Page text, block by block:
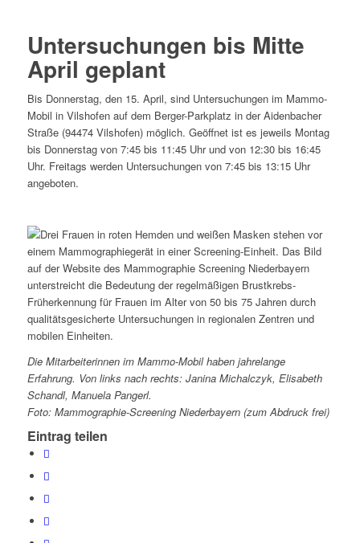
Untersuchungen bis Mitte
April geplant
Bis Donnerstag, den 15. April, sind Untersuchungen im Mammo-
Mobil in Vilshofen auf dem Berger-Parkplatz in der Aidenbacher
Straße (94474 Vilshofen) möglich. Geöffnet ist es jeweils Montag
bis Donnerstag von 7:45 bis 11:45 Uhr und von 12:30 bis 16:45
Uhr. Freitags werden Untersuchungen von 7:45 bis 13:15 Uhr
angeboten.
Die Mitarbeiterinnen im Mammo-Mobil haben jahrelange
Erfahrung. Von links nach rechts: Janina Michalczyk, Elisabeth
Schandl, Manuela Pangerl.
Foto: Mammographie-Screening Niederbayern (zum Abdruck frei)
Eintrag teilen